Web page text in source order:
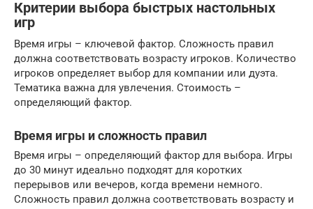
Критерии выбора быстрых настольных
игр
Время игры – ключевой фактор. Сложность правил
должна соответствовать возрасту игроков. Количество
игроков определяет выбор для компании или дуэта.
Тематика важна для увлечения. Стоимость –
определяющий фактор.
Время игры и сложность правил
Время игры – определяющий фактор для выбора. Игры
до 30 минут идеально подходят для коротких
перерывов или вечеров, когда времени немного.
Сложность правил должна соответствовать возрасту и